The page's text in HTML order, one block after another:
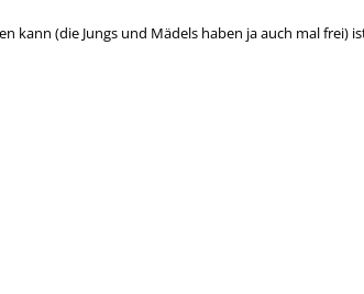
(die Jungs und Mädels haben ja auch mal frei)